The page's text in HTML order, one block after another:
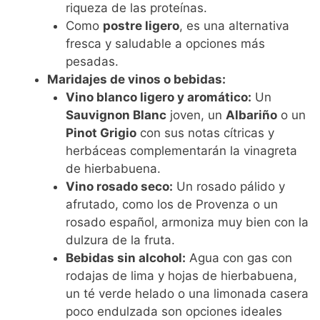
riqueza de las proteínas.
Como postre ligero, es una alternativa
fresca y saludable a opciones más
pesadas.
Maridajes de vinos o bebidas:
Vino blanco ligero y aromático: Un
Sauvignon Blancjoven, un Albariñoo un
Pinot Grigiocon sus notas cítricas y
herbáceas complementarán la vinagreta
de hierbabuena.
Vino rosado seco: Un rosado pálido y
afrutado, como los de Provenza o un
rosado español, armoniza muy bien con la
dulzura de la fruta.
Bebidas sin alcohol: Agua con gas con
rodajas de lima y hojas de hierbabuena,
un té verde helado o una limonada casera
poco endulzada son opciones ideales